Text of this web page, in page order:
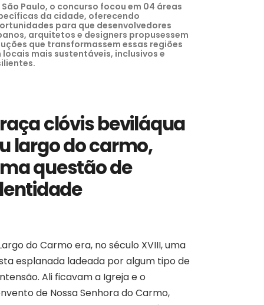
São Paulo, o concurso focou em 04 áreas
da cidade, oferecendo
para que desenvolvedores
arquitetos e designers propusessem
que transformassem essas regiões
locais mais sustentáveis, inclusivos e
clóvis beviláqua
largo do carmo,
questão de
do Carmo era, no século XVIII, uma
esplanada ladeada por algum tipo de
Ali ficavam a Igreja e o
de Nossa Senhora do Carmo,